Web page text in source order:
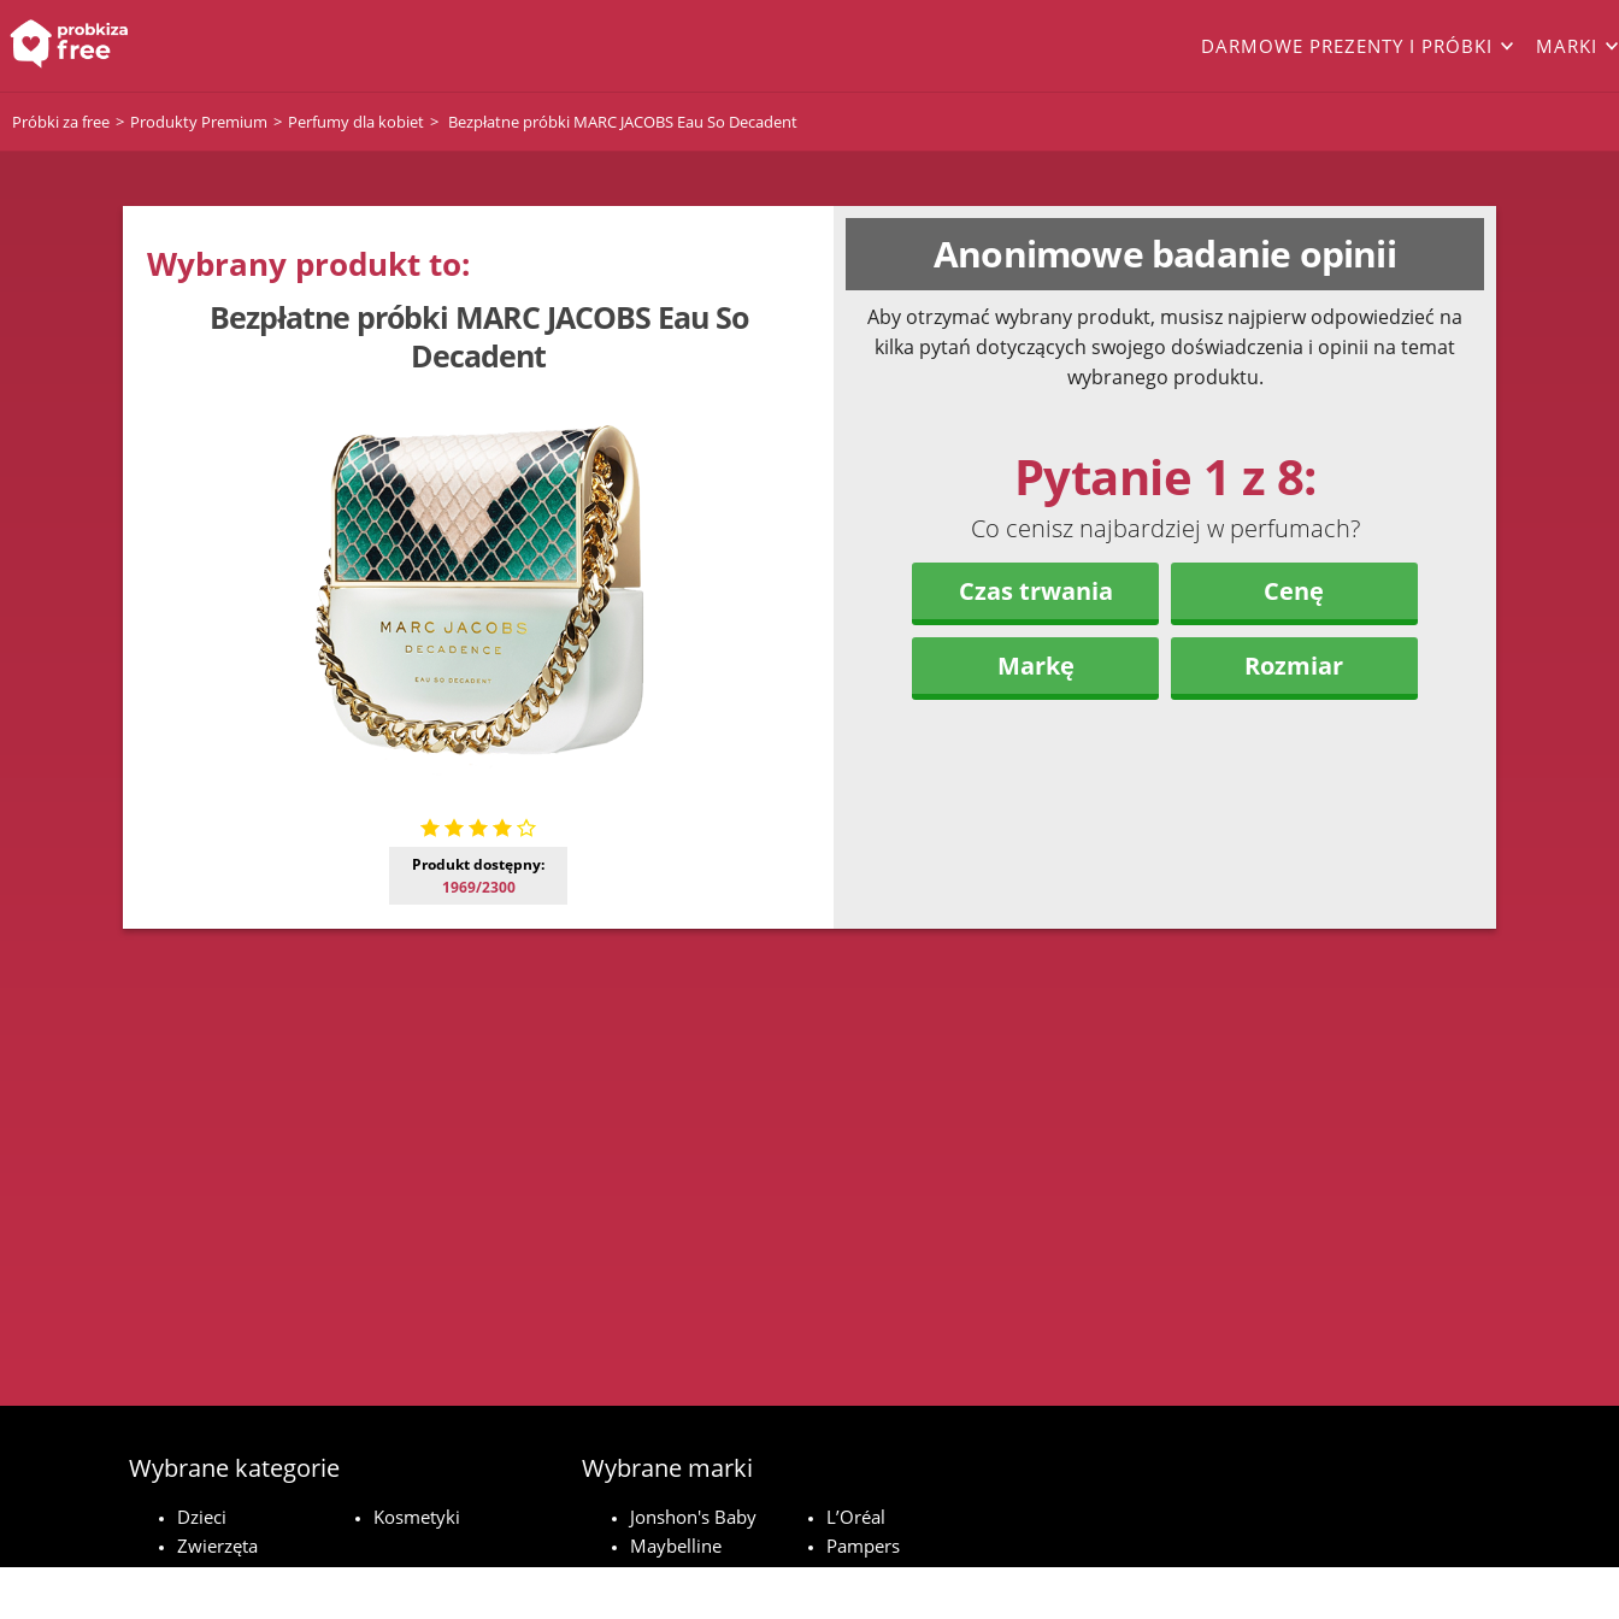
DARMOWE PREZENTY I PRÓBKI MARKI
Próbki za free Produkty Premium Perfumy dla kobiet Bezpłatne próbki MARC JACOBS Eau So Decadent
Wybrany produkt to:
Bezpłatne próbki MARC JACOBS Eau So
Decadent
Produkt dostępny:
1969/2300
Anonimowe badanie opinii
Aby otrzymać wybrany produkt, musisz najpierw odpowiedzieć na
kilka pytań dotyczących swojego doświadczenia i opinii na temat
wybranego produktu.
Pytanie 1 z 8:
Co cenisz najbardziej w perfumach?
Czas trwania
Cenę
Markę Rozmiar
Wybrane kategorie
Dzieci
Kosmetyki
Zwierzęta
domowe
Wybrane marki
Jonshon's Baby
L’Oréal
Maybelline
Pampers
Royal Canin